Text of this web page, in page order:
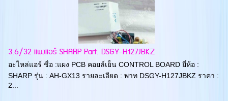
3.6/32 แผงแอร์ SHARP Part. DSGY-H127JBKZ
อะไหล่แอร์ ชื่อ :แผง PCB คอยล์เย็น CONTROL BOARD ยี่ห้อ :
SHARP รุ่น : AH-GX13 รายละเอียด : พาท DSGY-H127JBKZ ราคา :
2...